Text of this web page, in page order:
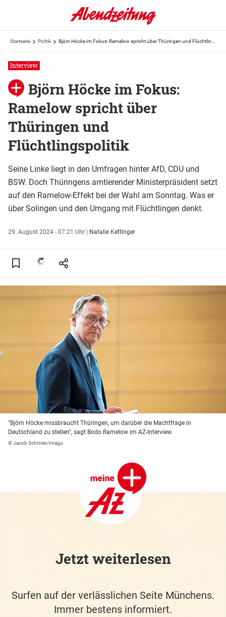
Startseite Politik
Interview
Björn Höcke im Fokus:
Ramelow spricht über
Thüringen und
Flüchtlingspolitik
Seine Linke liegt in den Umfragen hinter AfD, CDU und
BSW. Doch Thüringens amtierender Ministerpräsident setzt
auf den Ramelow-Effekt bei der Wahl am Sonntag. Was er
über Solingen und den Umgang mit Flüchtlingen denkt.
29. August 2024 - 07:21 Uhr | Natalie Kettinger
"Björn Höcke missbraucht Thüringen, um darüber die Machtfrage in
Deutschland zu stellen", sagt Bodo Ramelow im AZ-Interview.
© Jacob Schröter/imago
Jetzt weiterlesen
Surfen auf der verlässlichen Seite Münchens.
Immer bestens informiert.